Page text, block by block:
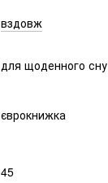
вздовж
для щоденного сну
єврокнижка
45